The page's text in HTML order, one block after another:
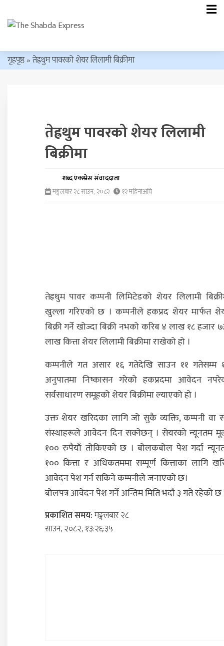
गृहपृष्ठ»तेह्रथुम पावरको शेयर लिलामी बिक्रीमा
तेह्रथुम पावरको शेयर लिलामी
बिक्रीमा
शब्द एक्स्प्रेस संवाददाता
मङ्गलबार २८ साउन, २०८२
१२ महिनाअघि
तेह्रथुम पावर कम्पनी लिमिटेडको शेयर लिलामी
खुल्ला गरिएको छ । कम्पनीले हकप्रद शेयर मार्फत
बिक्री गर्ने खोज्दा बिक्री नभको करिब ४ लाख १८ हजार
लाख कित्ता शेयर लिलामी बिक्रीमा राखेको हो ।
कम्पनीले गत असार १६ गतेदेखि साउन ११ गतेसम्म
अनुपातमा निष्कासन गरेको हकप्रदमा आवेदन
सर्वसाधारण समूहको शेयर बिक्रीमा ल्याएको हो ।
उक्त शेयर खरिदका लागि जो सुकै व्यक्ति, कम्पनी वा
संस्थाहरूले आवेदन दिन सक्नेछन् । सेयरको न्यूनतम
१०० रुपैयाँ तोकिएको छ । बोलकबोल पेश गर्दा
१०० कित्ता र अधिकतममा सम्पूर्ण कित्ताका लागि
आवेदन पेश गर्न सकिने कम्पनीले जनाएको छ।
बोलपत्र आवेदन पेश गर्ने अन्तिम मिति भदौ ३ गते रहेको छ
प्रकाशित समय:मङ्गलबार २८
साउन, २०८२, १३:२६:३५